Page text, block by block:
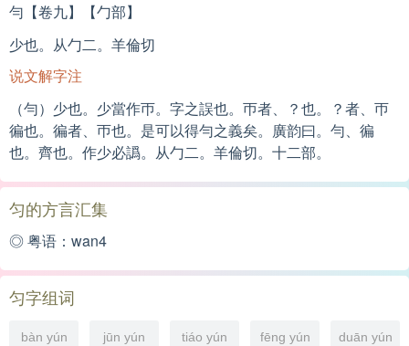
勻【卷九】【勹部】
少也。从勹二。羊倫切
说文解字注
（勻）少也。少當作帀。字之誤也。帀者、？也。？者、帀
徧也。徧者、帀也。是可以得勻之義矣。廣韵曰。勻、徧
也。齊也。作少必譌。从勹二。羊倫切。十二部。
匀的方言汇集
◎ 粤语：wan4
匀字组词
bàn yún jūn yún tiáo yún fēng yún duān yún